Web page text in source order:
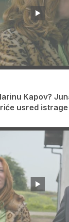
Kapov?
usred